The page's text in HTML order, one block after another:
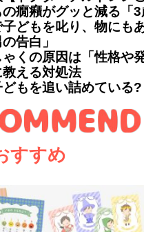
癇癪がグッと減る「
子どもを叱り、物にも
の告白」
ゃくの原因は「性格
える対処法
もを追い詰めている
すすめ